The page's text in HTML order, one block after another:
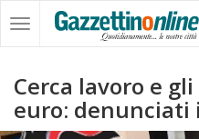
Cerca lavoro e
euro: denunciati